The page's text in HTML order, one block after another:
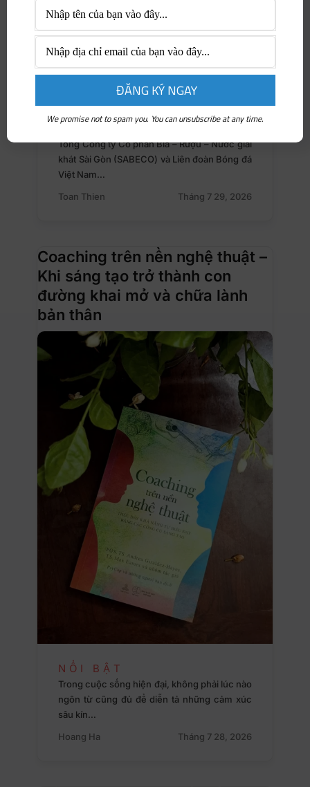
NỔI BẬT
Tổng Công ty Cổ phần Bia – Rượu – Nước giải
khát Sài Gòn (SABECO) và Liên đoàn Bóng đá
Việt Nam…
Toan Thien
Tháng 7 29, 2026
Coaching trên nền nghệ thuật –
Khi sáng tạo trở thành con
đường khai mở và chữa lành
bản thân
NỔI BẬT
Trong cuộc sống hiện đại, không phải lúc nào
ngôn từ cũng đủ để diễn tả những cảm xúc
sâu kín…
Hoang Ha
Tháng 7 28, 2026
We promise not to spam you. You can unsubscribe at any time.